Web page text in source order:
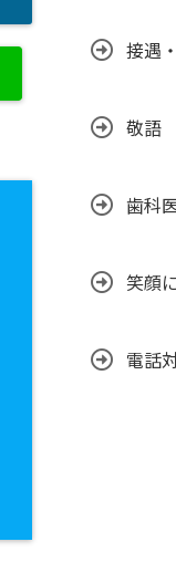
接遇
敬語
歯科
笑顔
電話